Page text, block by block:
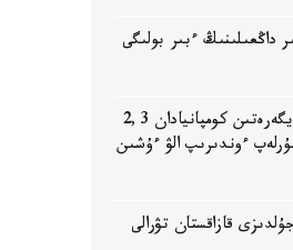
داڭعىلىنىڭ ءبىر بولىگى
قاشاعان كەن ورنىن يگەرەتىن كومپانيادان 2,3
ءوندىرىپ الۋ ءۇشىن
قازاقستان تۋرالى